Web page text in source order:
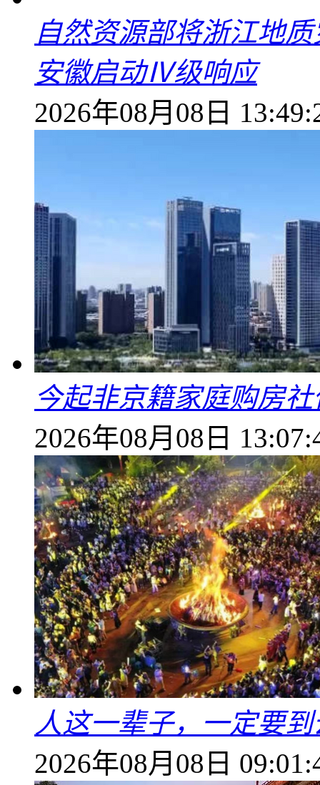
自然资源部将浙江地
安徽启动Ⅳ级响应
2026年08月08日
今起非京籍家庭购房
2026年08月08日
人这一辈子，一定要
2026年08月08日